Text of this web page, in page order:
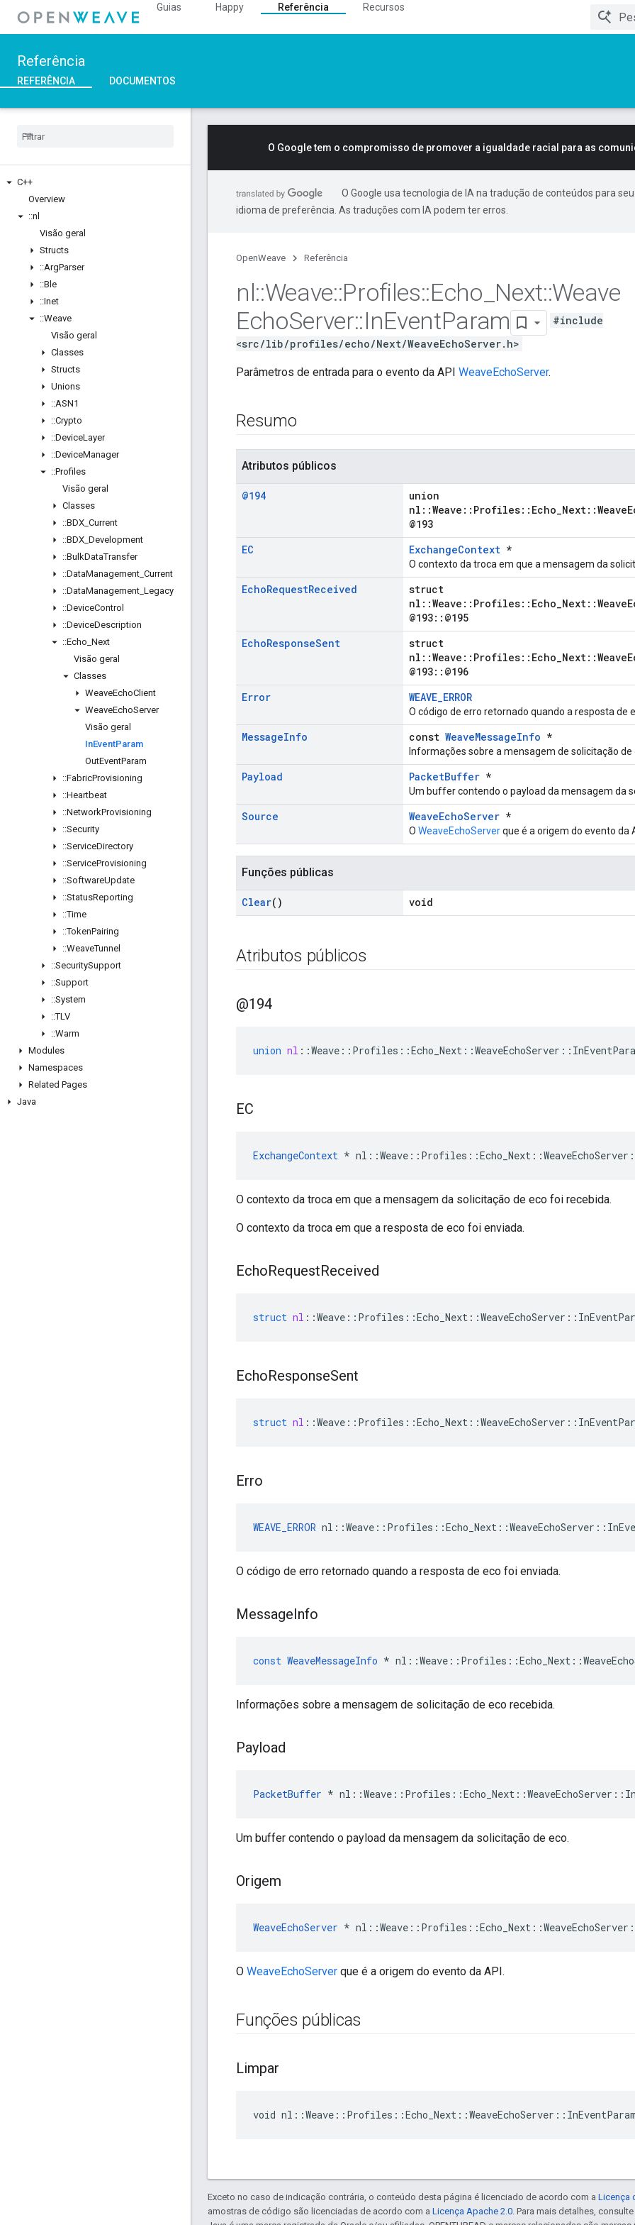
Guias Happy Referência
Recursos
Referência
REFERÊNCIA DOCUMENTOS
C++
Overview
::nl
Visão geral
Structs
::ArgParser
::Ble
::Inet
::Weave
Visão geral
Classes
Structs
Unions
::ASN1
::Crypto
::DeviceLayer
::DeviceManager
::Profiles
Visão geral
Classes
::BDX Current
::BDX Development
::BulkDataTransfer
::DataManagement Current
::DataManagement Legacy
::DeviceControl
::DeviceDescription
::Echo Next
Visão geral
Classes
WeaveEchoClient
WeaveEchoServer
Visão geral
InEventParam
OutEventParam
::FabricProvisioning
::Heartbeat
::NetworkProvisioning
::Security
::ServiceDirectory
::ServiceProvisioning
::SoftwareUpdate
::StatusReporting
::Time
::TokenPairing
::WeaveTunnel
::SecuritySupport
::Support
::System
::TLV
::Warm
Modules
Namespaces
Related Pages
Java
O Google tem o compromisso de promover a igualdade racial para as
O Google usa tecnologia de IA na tradução de conteúdos para seu
idioma de preferência. As traduções com IA podem ter erros.
OpenWeave Referência
nl::Weave::Profiles::Echo Next::Weave
EchoServer::InEventParam
#include
<src/lib/profiles/echo/Next/WeaveEchoServer.h>
Parâmetros de entrada para o evento da API WeaveEchoServer.
Resumo
Atributos públicos
@194
union
@193
EC
ExchangeContext *
O contexto da troca em que a mensagem da
EchoRequestReceived
struct
@193::@195
EchoResponseSent
struct
@193::@196
Error
WEAVE_ERROR
O código de erro retornado quando a resposta de
MessageInfo const WeaveMessageInfo *
Informações sobre a mensagem de solicitação de
Payload PacketBuffer *
Um buffer contendo o payload da mensagem da
Source WeaveEchoServer *
O WeaveEchoServerque é a origem do evento da
Funções públicas
Clear() void
Atributos públicos
@194
union nl ::Weave :: Profiles ::Echo_Next ::WeaveEchoServer ::
EC
ExchangeContext *
O contexto da troca em que a mensagem da solicitação de eco foi recebida.
O contexto da troca em que a resposta de eco foi enviada.
EchoRequestReceived
struct nl ::Weave :: Profiles ::Echo_Next ::WeaveEchoServer ::
EchoResponseSent
struct nl ::Weave :: Profiles ::Echo_Next ::WeaveEchoServer ::
Erro
WEAVE_ERROR
O código de erro retornado quando a resposta de eco foi enviada.
MessageInfo
const WeaveMessageInfo * nl ::Weave :: Profiles ::Echo_Next ::
Informações sobre a mensagem de solicitação de eco recebida.
Payload
PacketBuffer * nl ::Weave :: Profiles ::Echo_Next ::WeaveEchoServer ::
Um buffer contendo o payload da mensagem da solicitação de eco.
Origem
WeaveEchoServer *
O WeaveEchoServer que é a origem do evento da API.
Funções públicas
Limpar
void
Exceto no caso de indicação contrária, o conteúdo desta página é licenciado de acordo com a Licença
amostras de código são licenciadas de acordo com a Licença Apache 2.0. Para mais detalhes,